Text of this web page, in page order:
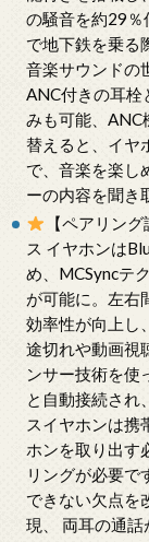
の騒音を約29％
で地下鉄を乗る
音楽サウンドの
ANC付きの耳栓
みも可能、ANC
替えると、イヤ
で、音楽を楽し
ーの内容を聞き
【ペアリン
ス イヤホンは
め、MCSyncテ
が可能に。左右
効率性が向上し
途切れや動画視
ンサー技術を使
と自動接続され
スイヤホンは携
ホンを取り出す
リングが必要で
できない欠点を
現、 両耳の通話